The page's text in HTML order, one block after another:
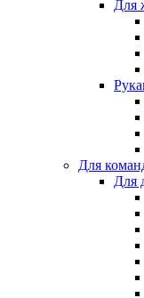
Для
Для
Для